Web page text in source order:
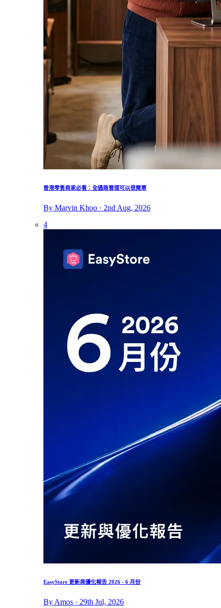
香港零售商家必看：全通路管理可以很簡單
By Marvin Khoo · 2nd Aug, 2026
4
EasyStore 更新與優化報告 2026 - 6 月份
By Amos · 29th Jul, 2026